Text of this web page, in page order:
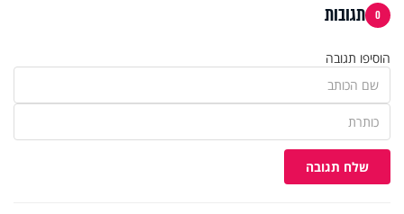
0 תגובות
הוסיפו תגובה
שלח תגובה